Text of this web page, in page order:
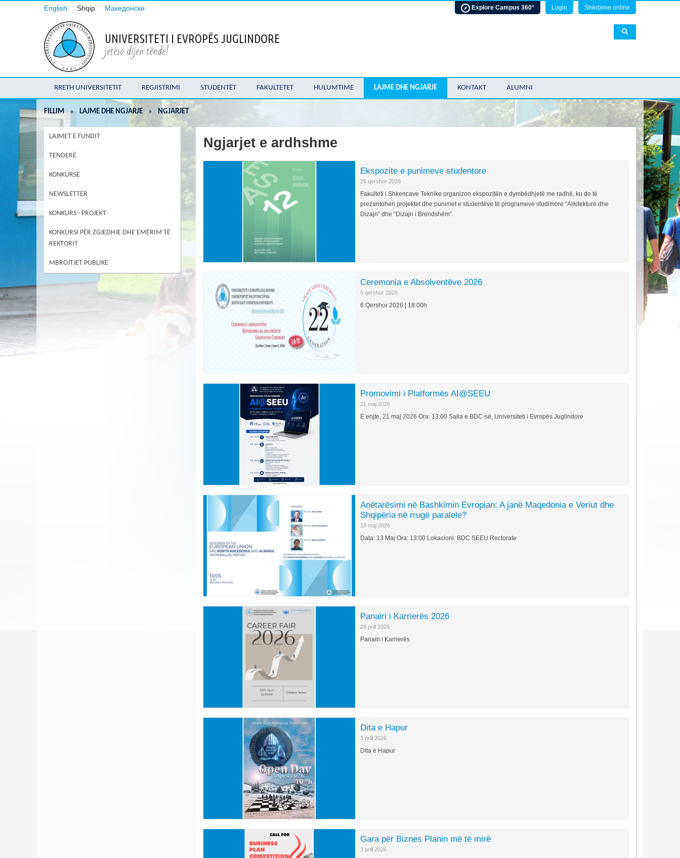
English Shqip Македонски
UNIVERSITETI I EVROPËS JUGLINDORE
jetëso dijen tënde!
Explore Campus 360° Login Shërbime online
RRETH UNIVERSITETIT REGJISTRIMI STUDENTËT FAKULTETET HULUMTIME LAJME DHE NGJARJE KONTAKT ALUMNI
FILLIM » LAJME DHE NGJARJE » NGJARJET
LAJMET E FUNDIT
TENDERË
KONKURSE
NEWSLETTER
KONKURS - PROJEKT
KONKURSI PËR ZGJEDHJE DHE EMËRIM TË
REKTORIT
MBROJTJET PUBLIKE
Ngjarjet e ardhshme
Ekspozite e punimeve studentore
26 qershor 2026
Fakulteti i Shkencave Teknike organizon ekspozitën e dymbëdhjetë me radhë, ku do të
prezantohen projektet dhe punimet e studentëve të programeve studimore “Arkitekturë dhe
Dizajn” dhe “Dizajn i Brendshëm”.
Ceremonia e Absolventëve 2026
6 qershor 2026
6 Qershor 2026 | 18:00h
Promovimi i Platformës AI@SEEU
21 maj 2026
E enjte, 21 maj 2026 Ora: 13:00 Salla e BDC-së, Universiteti i Evropës Juglindore
Anëtarësimi në Bashkimin Evropian: A janë Maqedonia e Veriut dhe
Shqipëria në rrugë paralele?
13 maj 2026
Data: 13 Maj Ora: 13:00 Lokacioni: BDC SEEU Rectorate
Panairi i Karrierës 2026
28 prill 2026
Panairi i Karrierës
Dita e Hapur
3 prill 2026
Dita e Hapur
Gara për Biznes Planin më të mirë
3 prill 2026